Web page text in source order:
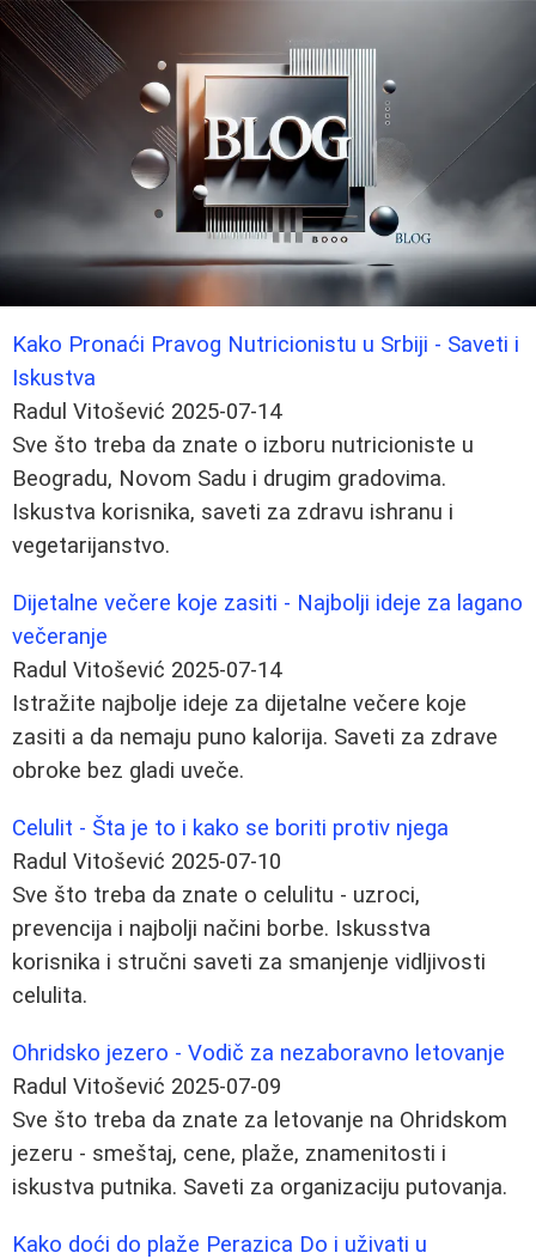
Kako Pronaći Pravog Nutricionistu u Srbiji - Saveti i
Iskustva
Radul Vitošević 2025-07-14
Sve što treba da znate o izboru nutricioniste u
Beogradu, Novom Sadu i drugim gradovima.
Iskustva korisnika, saveti za zdravu ishranu i
vegetarijanstvo.
Dijetalne večere koje zasiti - Najbolji ideje za lagano
večeranje
Radul Vitošević 2025-07-14
Istražite najbolje ideje za dijetalne večere koje
zasiti a da nemaju puno kalorija. Saveti za zdrave
obroke bez gladi uveče.
Celulit - Šta je to i kako se boriti protiv njega
Radul Vitošević 2025-07-10
Sve što treba da znate o celulitu - uzroci,
prevencija i najbolji načini borbe. Iskusstva
korisnika i stručni saveti za smanjenje vidljivosti
celulita.
Ohridsko jezero - Vodič za nezaboravno letovanje
Radul Vitošević 2025-07-09
Sve što treba da znate za letovanje na Ohridskom
jezeru - smeštaj, cene, plaže, znamenitosti i
iskustva putnika. Saveti za organizaciju putovanja.
Kako doći do plaže Perazica Do i uživati u